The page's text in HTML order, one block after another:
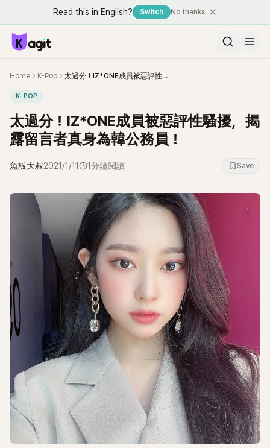
Read this in English? Switch No thanks
Home K-Pop 太過分！IZ*ONE成員被惡評性騷擾，揭露留言者真身為韓公務員！
K-POP
太過分！IZ*ONE成員被惡評性騷擾，揭
露留言者真身為韓公務員！
魚板大叔2021/1/11 1分鐘閱讀 Save